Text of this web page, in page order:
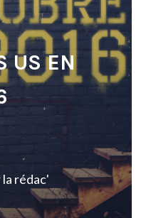
US EN
la rédac'